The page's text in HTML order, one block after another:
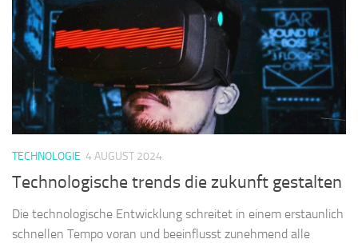
TECHNOLOGIE 4 AUGUST 2024
Technologische trends die zukunft gestalten
Die technologische Entwicklung schreitet in einem erstaunlich
schnellen Tempo voran und beeinflusst zunehmend alle